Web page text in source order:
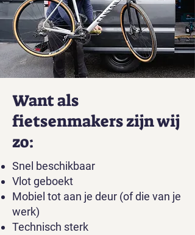
Want als
fietsenmakers zijn wij
zo:
Snel beschikbaar
Vlot geboekt
Mobiel tot aan je deur (of die van je
werk)
Technisch sterk